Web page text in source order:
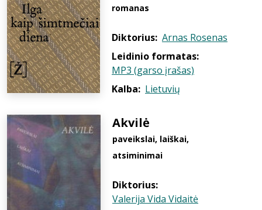
romanas
Diktorius: Arnas Rosenas
Leidinio formatas:
MP3 (garso įrašas)
Kalba: Lietuvių
Akvilė
paveikslai, laiškai,
atsiminimai
Diktorius:
Valerija Vida Vidaitė